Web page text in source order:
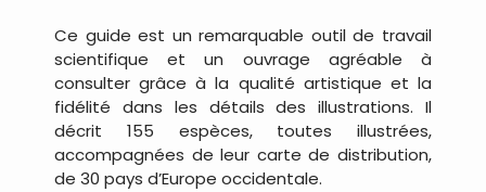
Ce guide est un remarquable outil de travail
scientifique et un ouvrage agréable à
consulter grâce à la qualité artistique et la
fidélité dans les détails des illustrations. Il
décrit 155 espèces, toutes illustrées,
accompagnées de leur carte de distribution,
de 30 pays d’Europe occidentale.